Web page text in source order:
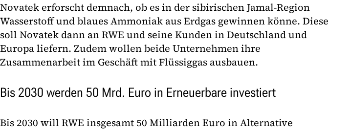
Novatek erforscht demnach, ob es in der sibirischen Jamal-Region
Wasserstoff und blaues Ammoniak aus Erdgas gewinnen könne. Diese
soll Novatek dann an RWE und seine Kunden in Deutschland und
Europa liefern. Zudem wollen beide Unternehmen ihre
Zusammenarbeit im Geschäft mit Flüssiggas ausbauen.
Bis 2030 werden 50 Mrd. Euro in Erneuerbare investiert
Bis 2030 will RWE insgesamt 50 Milliarden Euro in Alternative